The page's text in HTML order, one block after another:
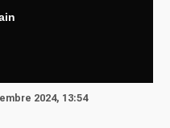
2024, 13:54